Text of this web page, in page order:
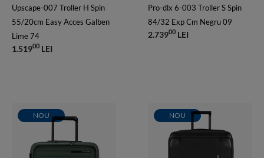
Upscape-007 Troller H Spin
55/20cm Easy Acces Galben
Lime 74
1.51900 LEI
Pro-dlx 6-003 Troller S Spin
84/32 Exp Cm Negru 09
2.73900 LEI
NOU NOU